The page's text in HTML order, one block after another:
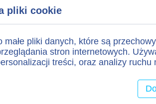
pliki cookie
małe pliki danych, które są
stron internetowych.
treści, oraz analizy ruchu